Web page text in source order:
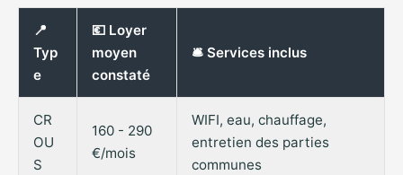
📍
Typ
e
💶 Loyer
moyen
constaté
🛎️ Services inclus
CR
OU
S
160 - 290
€/mois
WIFI, eau, chauffage,
entretien des parties
communes